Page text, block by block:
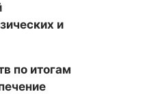
и
по итогам